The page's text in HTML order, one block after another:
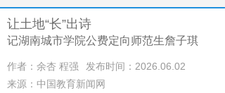
让土地“长”出诗
记湖南城市学院公费定向师范生詹子琪
作者：余杏 程强
发布时间：2026.06.02
来源：中国教育新闻网